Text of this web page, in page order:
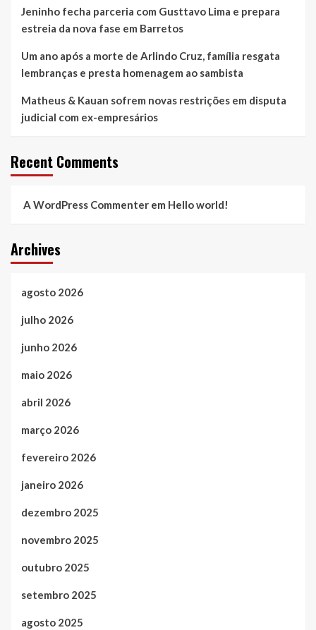
Jeninho fecha parceria com Gusttavo Lima e prepara
estreia da nova fase em Barretos
Um ano após a morte de Arlindo Cruz, família resgata
lembranças e presta homenagem ao sambista
Matheus & Kauan sofrem novas restrições em disputa
judicial com ex-empresários
Recent Comments
A WordPress Commenter em Hello world!
Archives
agosto 2026
julho 2026
junho 2026
maio 2026
abril 2026
março 2026
fevereiro 2026
janeiro 2026
dezembro 2025
novembro 2025
outubro 2025
setembro 2025
agosto 2025